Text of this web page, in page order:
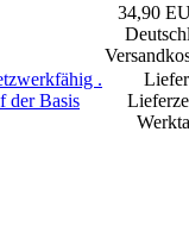
.
der Basis
34,90